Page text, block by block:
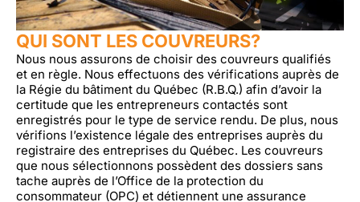
QUI SONT LES COUVREURS?
Nous nous assurons de choisir des couvreurs qualifiés
et en règle. Nous effectuons des vérifications auprès de
la Régie du bâtiment du Québec (R.B.Q.) afin d’avoir la
certitude que les entrepreneurs contactés sont
enregistrés pour le type de service rendu. De plus, nous
vérifions l’existence légale des entreprises auprès du
registraire des entreprises du Québec. Les couvreurs
que nous sélectionnons possèdent des dossiers sans
tache auprès de l’Office de la protection du
consommateur (OPC) et détiennent une assurance